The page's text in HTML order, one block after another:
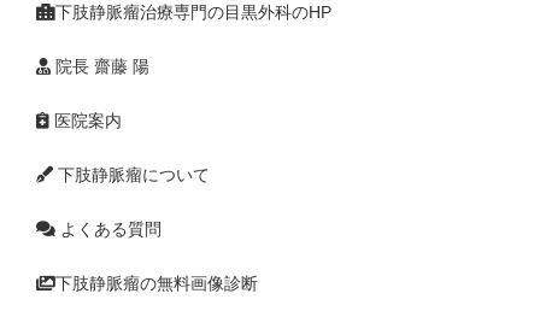
下肢静脈瘤治療専門の目黒外科のHP
院長 齋藤 陽
医院案内
下肢静脈瘤について
よくある質問
下肢静脈瘤の無料画像診断